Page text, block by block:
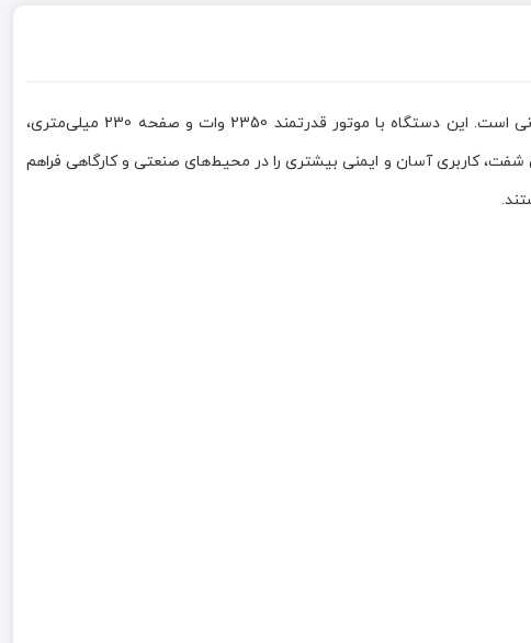
بزرگ سنگبری نک مدل 2424 یک ابزار حرفه‌ای و قدرتمند برای برش، سایش و پرداخت انواع سنگ، بتن، سرامیک و سایر مصالح ساختمانی است. این دستگاه با موتور قدرتمند 2350 وات و صفحه 230 میلی‌متری،
کاربری آسان و ایمنی بیشتری را در محیط‌های صنعتی و کارگاهی فراهم